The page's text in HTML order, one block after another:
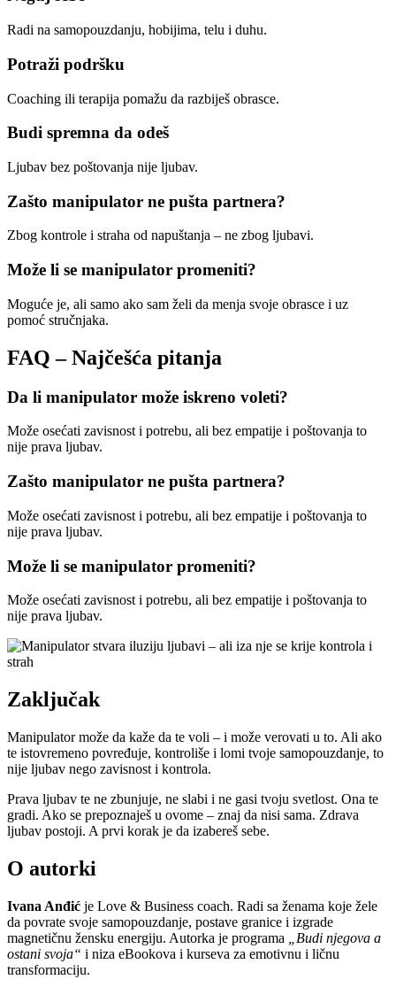
Radi na samopouzdanju, hobijima, telu i duhu.
Potraži podršku
Coaching ili terapija pomažu da razbiješ obrasce.
Budi spremna da odeš
Ljubav bez poštovanja nije ljubav.
Zašto manipulator ne pušta partnera?
Zbog kontrole i straha od napuštanja – ne zbog ljubavi.
Može li se manipulator promeniti?
Moguće je, ali samo ako sam želi da menja svoje obrasce i uz
pomoć stručnjaka.
FAQ – Najčešća pitanja
Da li manipulator može iskreno voleti?
Može osećati zavisnost i potrebu, ali bez empatije i poštovanja to
nije prava ljubav.
Zašto manipulator ne pušta partnera?
Može osećati zavisnost i potrebu, ali bez empatije i poštovanja to
nije prava ljubav.
Može li se manipulator promeniti?
Može osećati zavisnost i potrebu, ali bez empatije i poštovanja to
nije prava ljubav.
Zaključak
Manipulator može da kaže da te voli – i može verovati u to. Ali ako
te istovremeno povređuje, kontroliše i lomi tvoje samopouzdanje, to
nije ljubav nego zavisnost i kontrola.
Prava ljubav te ne zbunjuje, ne slabi i ne gasi tvoju svetlost. Ona te
gradi. Ako se prepoznaješ u ovome – znaj da nisi sama. Zdrava
ljubav postoji. A prvi korak je da izabereš sebe.
O autorki
Ivana Anđić je Love & Business coach. Radi sa ženama koje žele
da povrate svoje samopouzdanje, postave granice i izgrade
magnetičnu žensku energiju. Autorka je programa
„Budi njegova a
ostani svoja“ i niza eBookova i kurseva za emotivnu i ličnu
transformaciju.